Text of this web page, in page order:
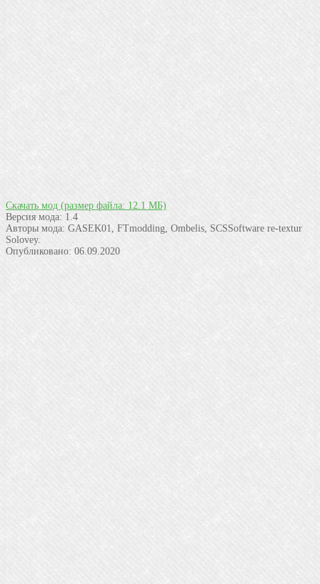
Скачать мод (размер файла: 12.1 МБ)
Версия мода: 1.4
Авторы мода: GASEK01, FTmodding, Ombelis, SCSSoftware re-textur
Solovey.
Опубликовано: 06.09.2020